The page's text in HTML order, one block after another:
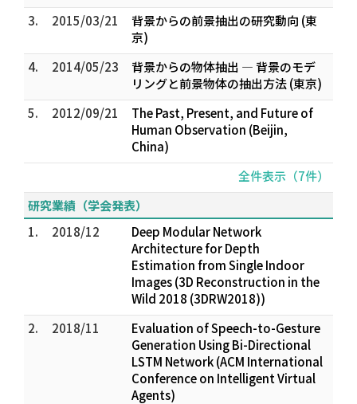
3.
2015/03/21
背景からの前景抽出の研究動向 (東
京)
4.
2014/05/23
背景からの物体抽出 ― 背景のモデ
リングと前景物体の抽出方法 (東京)
5.
2012/09/21
The Past, Present, and Future of
Human Observation (Beijin,
China)
全件表示（7件）
研究業績（学会発表）
1.
2018/12
Deep Modular Network
Architecture for Depth
Estimation from Single Indoor
Images (3D Reconstruction in the
Wild 2018 (3DRW2018))
2.
2018/11
Evaluation of Speech-to-Gesture
Generation Using Bi-Directional
LSTM Network (ACM International
Conference on Intelligent Virtual
Agents)